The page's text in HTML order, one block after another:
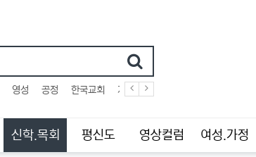
영성 공정 한국교회 개한민국
신학.목회 평신도 영상컬럼 여성.가정